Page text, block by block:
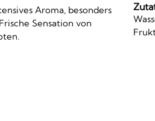
Aroma, besonders
Sensation von